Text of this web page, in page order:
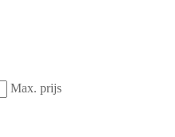
Max. prijs